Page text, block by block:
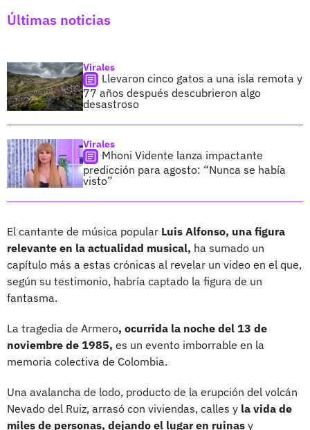
Últimas noticias
Virales
Llevaron cinco gatos a una isla remota y
77 años después descubrieron algo
desastroso
Virales
Mhoni Vidente lanza impactante
predicción para agosto: “Nunca se había
visto”
El cantante de música popular Luis Alfonso, una figura
relevante en la actualidad musical, ha sumado un
capítulo más a estas crónicas al revelar un video en el que,
según su testimonio, habría captado la figura de un
fantasma.
La tragedia de Armero, ocurrida la noche del 13 de
noviembre de 1985, es un evento imborrable en la
memoria colectiva de Colombia.
Una avalancha de lodo, producto de la erupción del volcán
Nevado del Ruiz, arrasó con viviendas, calles y la vida de
miles de personas, dejando el lugar en ruinas y